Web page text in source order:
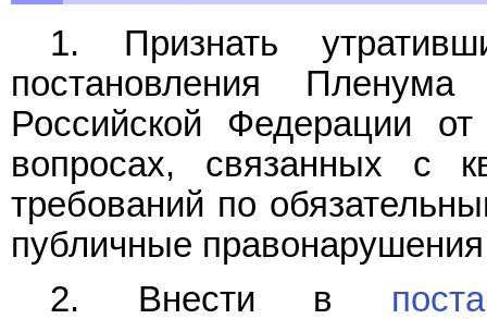
1. Признать
постановления
Российской Федерации
вопросах, связанных с
требований по
публичные
2. Внести в